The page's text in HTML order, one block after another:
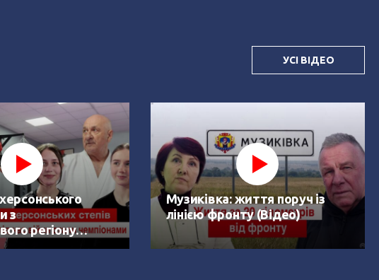
УСІ ВІДЕО
з
регіону
(Відео)
Музиківка: життя поруч із
лінією фронту (Відео)